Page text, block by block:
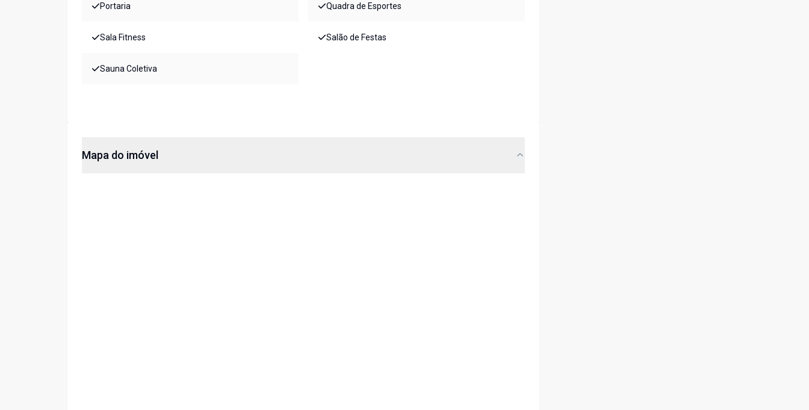
Portaria Quadra de Esportes
Sala Fitness Salão de Festas
Sauna Coletiva
Mapa do imóvel